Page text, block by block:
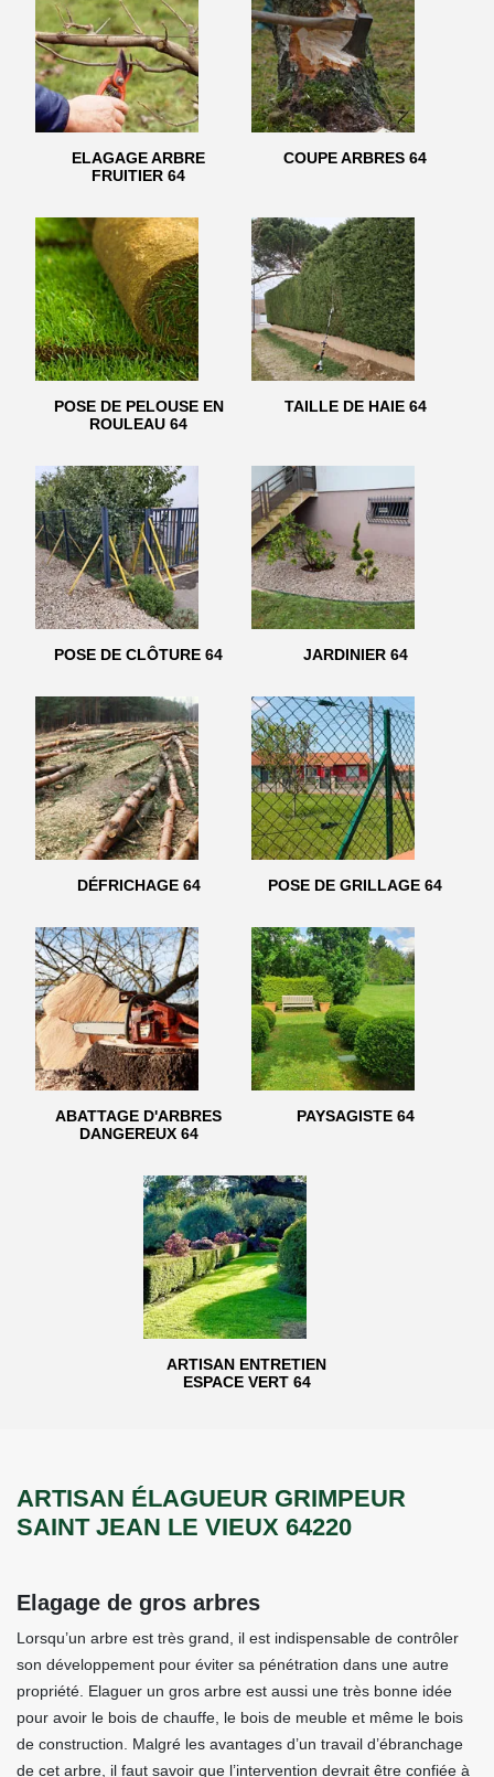
ELAGAGE ARBRE
FRUITIER 64
COUPE ARBRES 64
POSE DE PELOUSE EN
ROULEAU 64
TAILLE DE HAIE 64
POSE DE CLÔTURE 64 JARDINIER 64
DÉFRICHAGE 64 POSE DE GRILLAGE 64
ABATTAGE D'ARBRES
DANGEREUX 64
PAYSAGISTE 64
ARTISAN ENTRETIEN
ESPACE VERT 64
ARTISAN ÉLAGUEUR GRIMPEUR
SAINT JEAN LE VIEUX 64220
Elagage de gros arbres
Lorsqu’un arbre est très grand, il est indispensable de contrôler
son développement pour éviter sa pénétration dans une autre
propriété. Elaguer un gros arbre est aussi une très bonne idée
pour avoir le bois de chauffe, le bois de meuble et même le bois
de construction. Malgré les avantages d’un travail d’ébranchage
de cet arbre, il faut savoir que l’intervention devrait être confiée à